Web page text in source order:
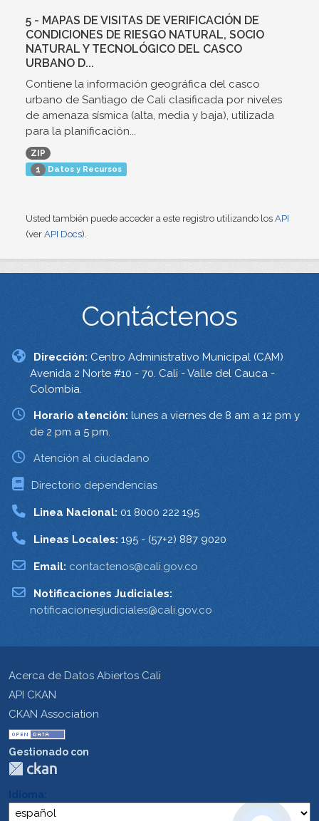
5 - MAPAS DE VISITAS DE VERIFICACIÓN DE
CONDICIONES DE RIESGO NATURAL, SOCIO
NATURAL Y TECNOLÓGICO DEL CASCO
URBANO D...
Contiene la información geográfica del casco
urbano de Santiago de Cali clasificada por niveles
de amenaza sísmica (alta, media y baja), utilizada
para la planificación...
ZIP
1 Datos y Recursos
Usted también puede acceder a este registro utilizando los API
(ver API Docs).
Contáctenos
Dirección: Centro Administrativo Municipal (CAM)
Avenida 2 Norte #10 - 70. Cali - Valle del Cauca -
Colombia.
Horario atención: lunes a viernes de 8 am a 12 pm y
de 2 pm a 5 pm.
Atención al ciudadano
Directorio dependencias
Linea Nacional: 01 8000 222 195
Lineas Locales: 195 - (57+2) 887 9020
Email: contactenos@cali.gov.co
Notificaciones Judiciales:
notificacionesjudiciales@cali.gov.co
Acerca de Datos Abiertos Cali
API CKAN
CKAN Association
Gestionado con